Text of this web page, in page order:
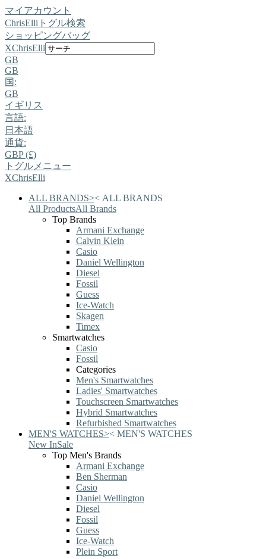
マイアカウント
ChrisElli トグル検索
ショッピングバッグ
XChrisElli
GB
GB
国:
GB
イギリス
言語:
日本語
通貨:
GBP (£)
トグルメニュー
XChrisElli
ALL BRANDS>< ALL BRANDS
All ProductsAll Brands
Top Brands
Armani Exchange
Calvin Klein
Casio
Daniel Wellington
Diesel
Fossil
Guess
Ice-Watch
Skagen
Timex
Smartwatches
Casio
Fossil
Categories
Men's Smartwatches
Ladies' Smartwatches
Touchscreen Smartwatches
Hybrid Smartwatches
Refurbished Smartwatches
MEN'S WATCHES>< MEN'S WATCHES
New InSale
Top Men's Brands
Armani Exchange
Ben Sherman
Casio
Daniel Wellington
Diesel
Fossil
Guess
Ice-Watch
Plein Sport